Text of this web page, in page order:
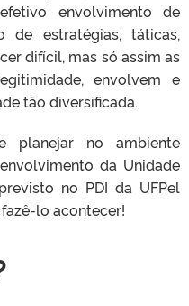
envolvimento de
de estratégias, táticas,
difícil, mas só assim as
envolvem e
tão diversificada.
planejar no ambiente
da Unidade
no PDI da UFPel
lo acontecer!